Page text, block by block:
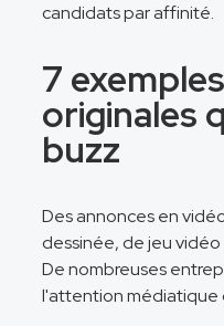
candidats par affinité.
7
originales
buzz
Des annonces en
dessinée, de jeu
De nombreuses
l'attention médiatique